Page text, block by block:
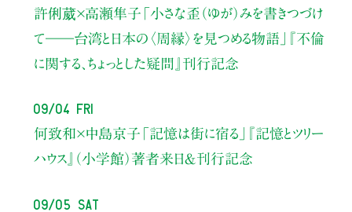
許俐葳×高瀬隼子 「小さな歪（ゆが）みを書きつづけ
て――台湾と日本の〈周縁〉を見つめる物語」
『不倫
に関する、ちょっとした疑問』刊行記念
09/04 Fri
何致和×中島京子 「記憶は街に宿る」
『記憶とツリー
ハウス』（小学館）著者来日＆刊行記念
09/05 Sat